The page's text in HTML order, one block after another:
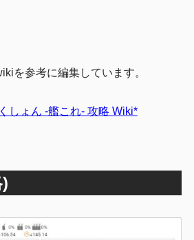
を参考に編集しています。
しょん -艦これ- 攻略 Wiki*